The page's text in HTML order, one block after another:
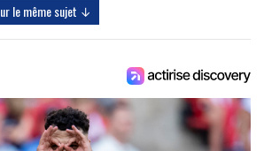
le même sujet ↓